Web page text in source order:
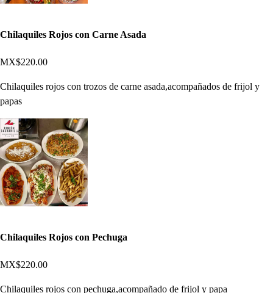
Chilaquiles Rojos con Carne Asada
MX$220.00
Chilaquiles rojos con trozos de carne asada,acompañados de frijol y
papas
Chilaquiles Rojos con Pechuga
MX$220.00
Chilaquiles rojos con pechuga,acompañado de frijol y papa